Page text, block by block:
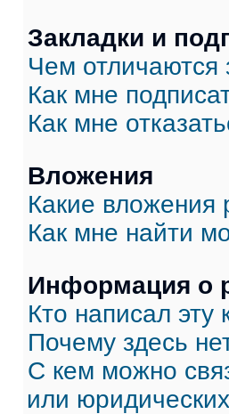
Закладки и
Чем отличаются
Как мне
Как мне
Вложения
Какие
Как мне найти
Информация о
Кто написал
Почему здесь
С кем можно
или